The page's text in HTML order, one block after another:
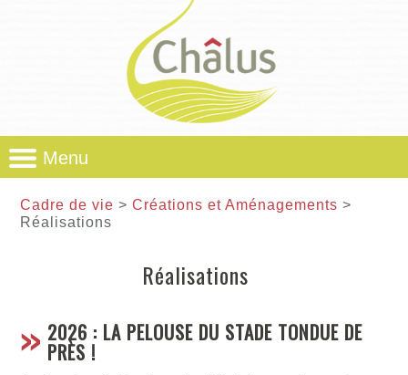
Menu
Cadre de vie >Créations et Aménagements >
Réalisations
Réalisations
2026 : LA PELOUSE DU STADE TONDUE DE
PRÈS !